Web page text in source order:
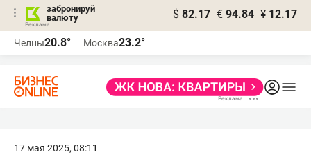
забронируй
валюту
$ 82.17 € 94.84 ¥ 12.17
Челны20.8° Москва23.2°
17 мая 2025, 08:11